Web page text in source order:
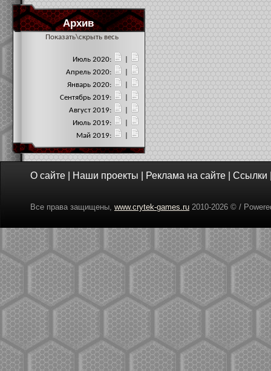
Архив
Показать\скрыть весь
Июль 2020:
Апрель 2020:
Январь 2020:
Сентябрь 2019:
Август 2019:
Июль 2019:
Май 2019:
О сайте Наши проекты Реклама на сайте Ссылки
Все права защищены, www.crytek-games.ru 2010-2026 © /